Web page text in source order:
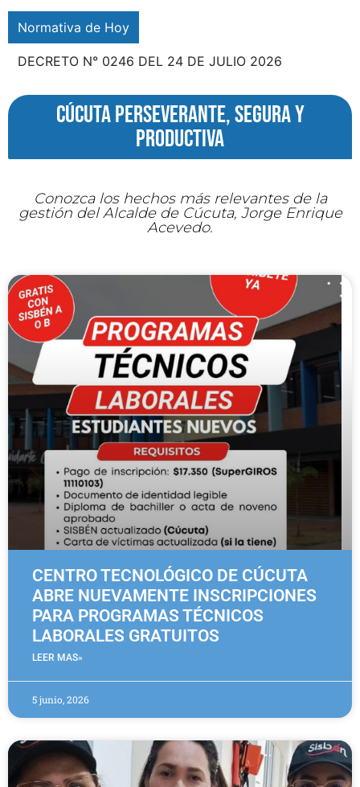
Normativa de Hoy
cúcuta perseverante, segura y
productiva
Conozca los hechos más relevantes de la
gestión del Alcalde de Cúcuta, Jorge Enrique
Acevedo.
CENTRO TECNOLÓGICO DE CÚCUTA
ABRE NUEVAMENTE INSCRIPCIONES
PARA PROGRAMAS TÉCNICOS
LABORALES GRATUITOS
LEER MAS»
5 junio, 2026